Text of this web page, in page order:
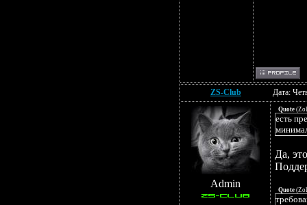
ZS-Club Дата:
Admin
Quote (
есть
Да,
Quote (